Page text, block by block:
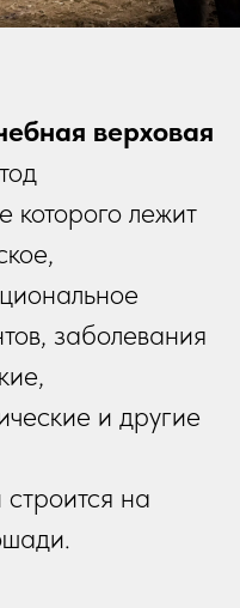
верховая
которого лежит
заболевания
и другие
на